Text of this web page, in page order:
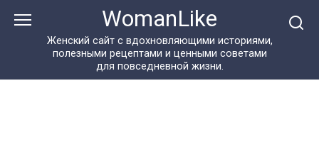
WomanLike
Женский сайт с вдохновляющими историями,
полезными рецептами и ценными советами
для повседневной жизни.